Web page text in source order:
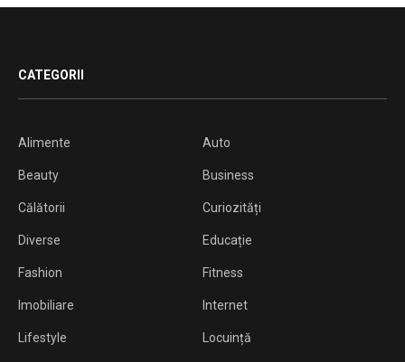
CATEGORII
Alimente Auto
Beauty Business
Călătorii Curiozități
Diverse Educație
Fashion Fitness
Imobiliare Internet
Lifestyle Locuință